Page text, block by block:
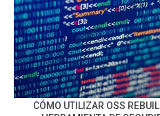
CÓMO UTILIZAR OSS